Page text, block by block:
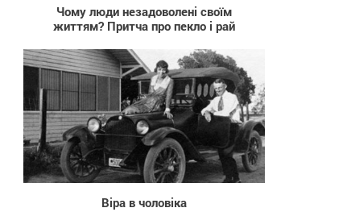
Чому люди незадоволені своїм
життям? Притча про пекло і рай
453
Віра в чоловіка